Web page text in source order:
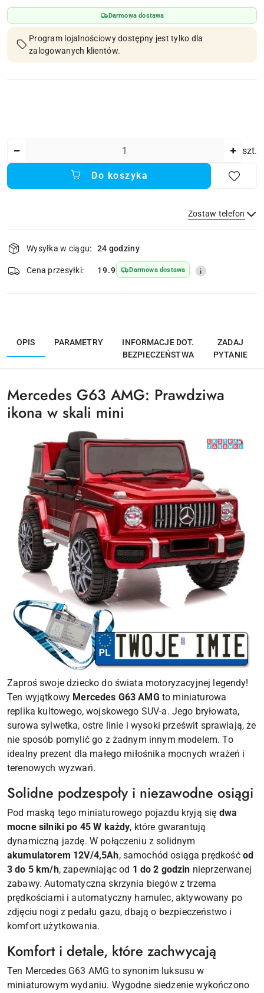
Darmowa dostawa
Program lojalnościowy dostępny jest tylko dla
zalogowanych klientów.
szt.
Do koszyka
Zostaw telefon
Wyślij
Dostępność
i
dostawa
Wysyłka w ciągu: 24 godziny
Cena przesyłki: 19.9 Darmowa dostawa
OPIS PARAMETRY
INFORMACJE DOT.
BEZPIECZEŃSTWA
ZADAJ
PYTANIE
Mercedes G63 AMG: Prawdziwa
ikona w skali mini
Zaproś swoje dziecko do świata motoryzacyjnej legendy!
Ten wyjątkowy Mercedes G63 AMG to miniaturowa
replika kultowego, wojskowego SUV-a. Jego bryłowata,
surowa sylwetka, ostre linie i wysoki prześwit sprawiają, że
nie sposób pomylić go z żadnym innym modelem. To
idealny prezent dla małego miłośnika mocnych wrażeń i
terenowych wyzwań.
Solidne podzespoły i niezawodne osiągi
Pod maską tego miniaturowego pojazdu kryją się dwa
mocne silniki po 45 W każdy, które gwarantują
dynamiczną jazdę. W połączeniu z solidnym
akumulatorem 12V/4,5Ah, samochód osiąga prędkość od
3 do 5 km/h, zapewniając od 1 do 2 godzin nieprzerwanej
zabawy. Automatyczna skrzynia biegów z trzema
prędkościami i automatyczny hamulec, aktywowany po
zdjęciu nogi z pedału gazu, dbają o bezpieczeństwo i
komfort użytkowania.
Komfort i detale, które zachwycają
Ten Mercedes G63 AMG to synonim luksusu w
miniaturowym wydaniu. Wygodne siedzenie wykończono